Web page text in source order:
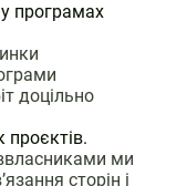
програмах
доцільно
проєктів.
ми
сторін і